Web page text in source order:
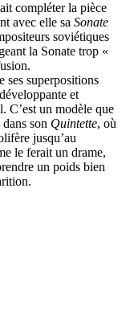
compléter la pièce
avec elle sa Sonate
soviétiques
la Sonate trop «
ses superpositions
et
C’est un modèle que
son Quintette, où
jusqu’au
le ferait un drame,
un poids bien